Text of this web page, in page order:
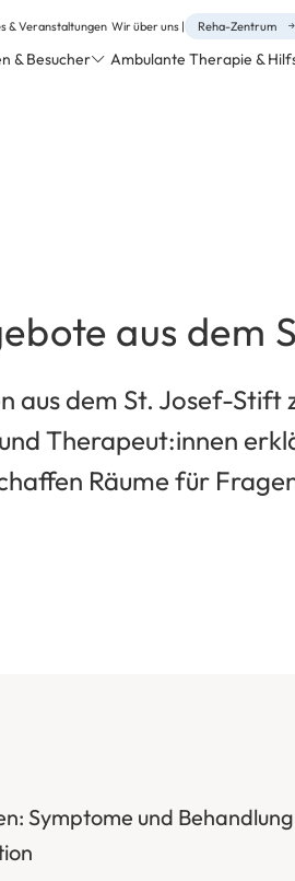
& Veranstaltungen Wir über uns Reha-Zentrum
& Besucher Ambulante Therapie &
aus dem
aus dem St. Josef-
Therapeut:innen
Räume für
Symptome und